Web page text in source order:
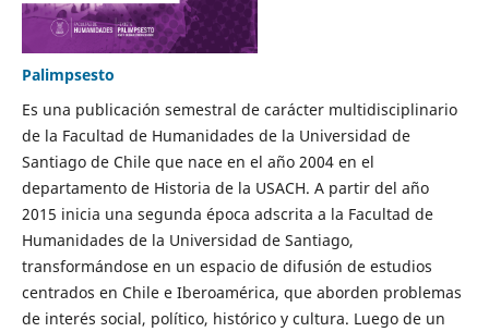
Palimpsesto
Es una publicación semestral de carácter multidisciplinario
de la Facultad de Humanidades de la Universidad de
Santiago de Chile que nace en el año 2004 en el
departamento de Historia de la USACH. A partir del año
2015 inicia una segunda época adscrita a la Facultad de
Humanidades de la Universidad de Santiago,
transformándose en un espacio de difusión de estudios
centrados en Chile e Iberoamérica, que aborden problemas
de interés social, político, histórico y cultura. Luego de un